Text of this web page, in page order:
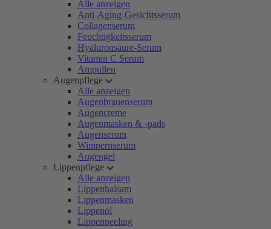
Alle anzeigen
Anti-Aging-Gesichtsserum
Collagenserum
Feuchtigkeitsserum
Hyaluronsäure-Serum
Vitamin C Serum
Ampullen
Augenpflege
Alle anzeigen
Augenbrauenserum
Augencreme
Augenmasken & -pads
Augenserum
Wimpernserum
Augengel
Lippenpflege
Alle anzeigen
Lippenbalsam
Lippenmasken
Lippenöl
Lippenpeeling